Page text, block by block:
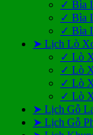
✓ Bìa
✓ Bìa
✓ Bìa
➤ Lịch Lò
✓ Lò
✓ Lò
✓ Lò
✓ Lò
➤ Lịch Gỗ
➤ Lịch Gỗ